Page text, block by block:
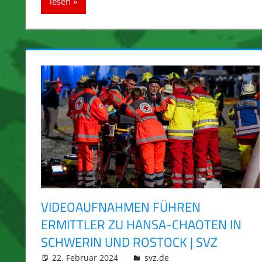
VIDEOAUFNAHMEN FÜHREN
ERMITTLER ZU HANSA-CHAOTEN IN
SCHWERIN UND ROSTOCK | SVZ
22. Februar 2024 integromat
svz.de